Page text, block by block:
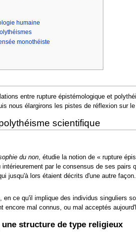
humaine
monothéiste
entre rupture épistémologique et
nous élargirons les pistes de réflexion sur
scientifique
du non, étudie la notion de « rupture
par le consensus de ses
jusqu'à lors étaient décrits d'une autre
en ce qu'il implique des individus
mal connus, ou mal acceptés
structure de type religieux